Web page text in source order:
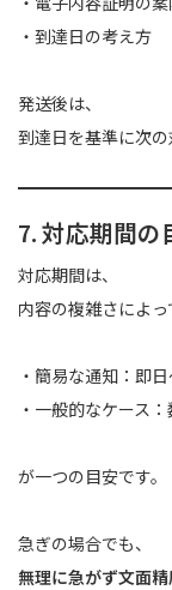
・到達日の考え方
発送後は、
到達日を基準に次の
7. 対応期間
対応期間は、
内容の複雑さによっ
・簡易な通知：即
・一般的なケース
が一つの目安です。
急ぎの場合でも、
無理に急がず文面